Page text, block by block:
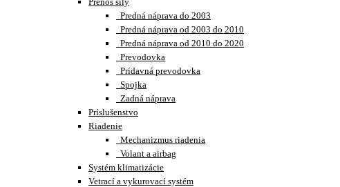
Predná náprava do 2003
Predná náprava od 2003 do 2010
Predná náprava od 2010 do 2020
Prevodovka
Prídavná prevodovka
Spojka
Zadná náprava
Príslušenstvo
Riadenie
Mechanizmus riadenia
Volant a airbag
Systém klimatizácie
Vetrací a vykurovací systém